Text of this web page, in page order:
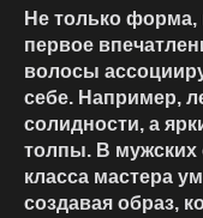
Не только форма,
первое
волосы
себе. Например,
солидности, а
толпы. В мужских
класса мастера
создавая образ,